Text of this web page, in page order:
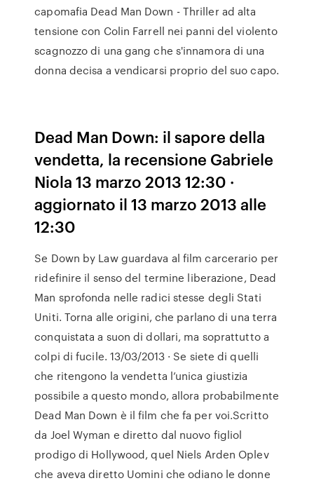
capomafia Dead Man Down - Thriller ad alta
tensione con Colin Farrell nei panni del violento
scagnozzo di una gang che s'innamora di una
donna decisa a vendicarsi proprio del suo capo.
Dead Man Down: il sapore della
vendetta, la recensione Gabriele
Niola 13 marzo 2013 12:30 ·
aggiornato il 13 marzo 2013 alle
12:30
Se Down by Law guardava al film carcerario per
ridefinire il senso del termine liberazione, Dead
Man sprofonda nelle radici stesse degli Stati
Uniti. Torna alle origini, che parlano di una terra
conquistata a suon di dollari, ma soprattutto a
colpi di fucile. 13/03/2013 · Se siete di quelli
che ritengono la vendetta l’unica giustizia
possibile a questo mondo, allora probabilmente
Dead Man Down è il film che fa per voi.Scritto
da Joel Wyman e diretto dal nuovo figliol
prodigo di Hollywood, quel Niels Arden Oplev
che aveva diretto Uomini che odiano le donne